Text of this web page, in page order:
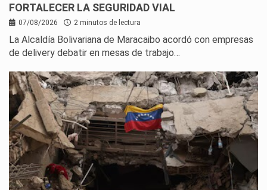
FORTALECER LA SEGURIDAD VIAL
07/08/2026 2 minutos de lectura
La Alcaldía Bolivariana de Maracaibo acordó con empresas
de delivery debatir en mesas de trabajo…